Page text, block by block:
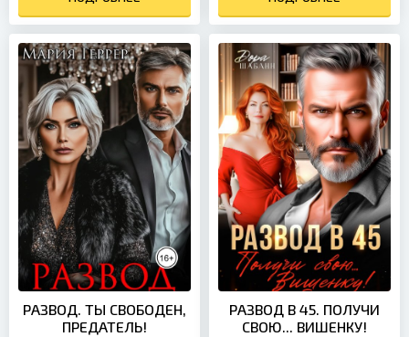
РАЗВОД. ТЫ СВОБОДЕН,
ПРЕДАТЕЛЬ!
РАЗВОД В 45. ПОЛУЧИ
СВОЮ... ВИШЕНКУ!